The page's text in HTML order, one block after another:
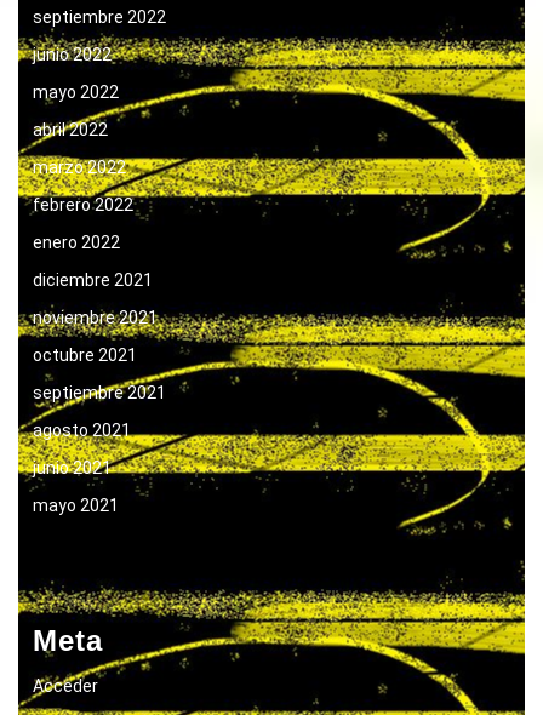
septiembre 2022
junio 2022
mayo 2022
abril 2022
marzo 2022
febrero 2022
enero 2022
diciembre 2021
noviembre 2021
octubre 2021
septiembre 2021
agosto 2021
junio 2021
mayo 2021
Meta
Acceder